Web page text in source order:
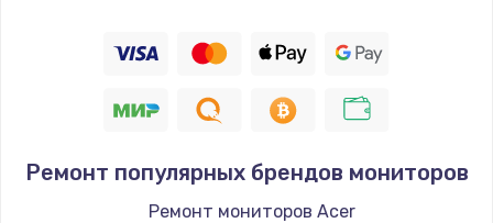
Прошивка устройства (с сохранением данных)
3300 руб.
Заказать
Прошивка устройства (без сохранения данных)
Ремонт популярных брендов мониторов
Ремонт мониторов Acer